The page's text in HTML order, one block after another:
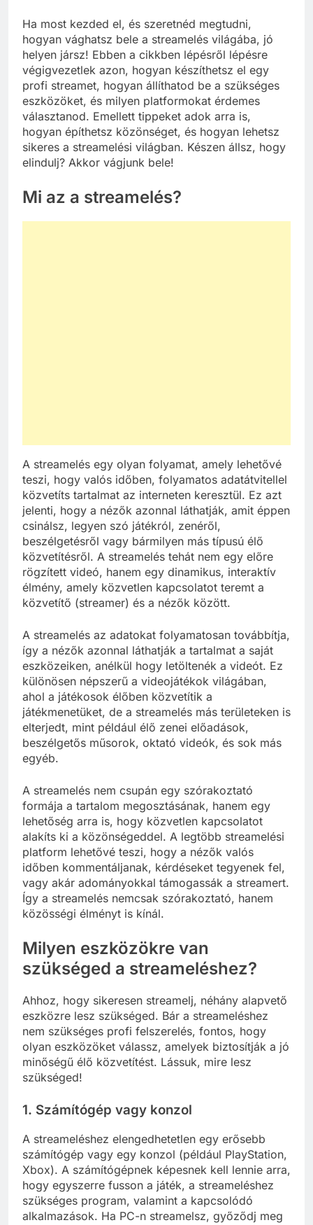
Ha most kezded el, és szeretnéd megtudni,
hogyan vághatsz bele a streamelés világába, jó
helyen jársz! Ebben a cikkben lépésről lépésre
végigvezetlek azon, hogyan készíthetsz el egy
profi streamet, hogyan állíthatod be a szükséges
eszközöket, és milyen platformokat érdemes
választanod. Emellett tippeket adok arra is,
hogyan építhetsz közönséget, és hogyan lehetsz
sikeres a streamelési világban. Készen állsz, hogy
elindulj? Akkor vágjunk bele!
Mi az a streamelés?
A streamelés egy olyan folyamat, amely lehetővé
teszi, hogy valós időben, folyamatos adatátvitellel
közvetíts tartalmat az interneten keresztül. Ez azt
jelenti, hogy a nézők azonnal láthatják, amit éppen
csinálsz, legyen szó játékról, zenéről,
beszélgetésről vagy bármilyen más típusú élő
közvetítésről. A streamelés tehát nem egy előre
rögzített videó, hanem egy dinamikus, interaktív
élmény, amely közvetlen kapcsolatot teremt a
közvetítő (streamer) és a nézők között.
A streamelés az adatokat folyamatosan továbbítja,
így a nézők azonnal láthatják a tartalmat a saját
eszközeiken, anélkül hogy letöltenék a videót. Ez
különösen népszerű a videojátékok világában,
ahol a játékosok élőben közvetítik a
játékmenetüket, de a streamelés más területeken is
elterjedt, mint például élő zenei előadások,
beszélgetős műsorok, oktató videók, és sok más
egyéb.
A streamelés nem csupán egy szórakoztató
formája a tartalom megosztásának, hanem egy
lehetőség arra is, hogy közvetlen kapcsolatot
alakíts ki a közönségeddel. A legtöbb streamelési
platform lehetővé teszi, hogy a nézők valós
időben kommentáljanak, kérdéseket tegyenek fel,
vagy akár adományokkal támogassák a streamert.
Így a streamelés nemcsak szórakoztató, hanem
közösségi élményt is kínál.
Milyen eszközökre van
szükséged a streameléshez?
Ahhoz, hogy sikeresen streamelj, néhány alapvető
eszközre lesz szükséged. Bár a streameléshez
nem szükséges profi felszerelés, fontos, hogy
olyan eszközöket válassz, amelyek biztosítják a jó
minőségű élő közvetítést. Lássuk, mire lesz
szükséged!
1. Számítógép vagy konzol
A streameléshez elengedhetetlen egy erősebb
számítógép vagy egy konzol (például PlayStation,
Xbox). A számítógépnek képesnek kell lennie arra,
hogy egyszerre fusson a játék, a streameléshez
szükséges program, valamint a kapcsolódó
alkalmazások. Ha PC-n streamelsz, győződj meg